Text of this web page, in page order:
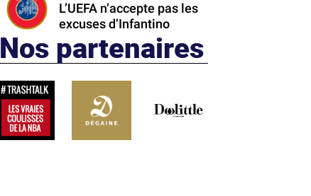
L’UEFA n’accepte pas les
excuses d’Infantino
Nos partenaires